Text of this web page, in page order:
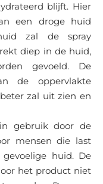
blijft. Hier
een droge huid
zal de spray
diep in de huid,
gevoeld. De
de oppervlakte
zal uit zien en
gebruik door de
mensen die last
huid. De
het product niet